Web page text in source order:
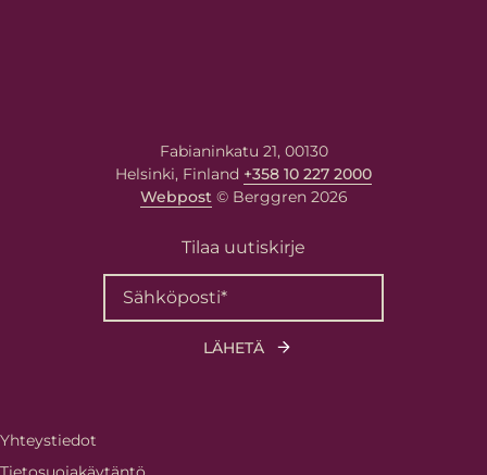
Fabianinkatu 21, 00130
Helsinki, Finland +358 10 227 2000
Webpost© Berggren 2026
Tilaa uutiskirje
Yhteystiedot